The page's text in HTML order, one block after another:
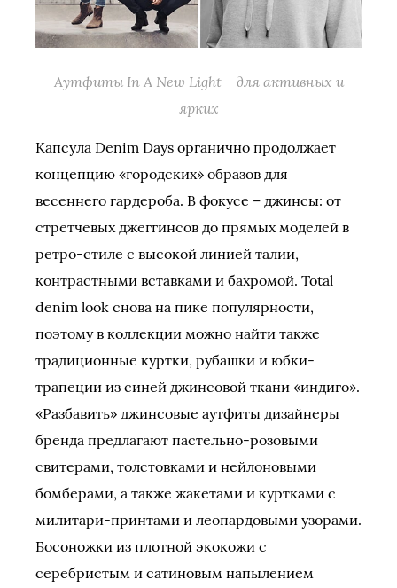
Аутфиты In A New Light – для активных и
ярких
Капсула Denim Days органично продолжает
концепцию «городских» образов для
весеннего гардероба. В фокусе – джинсы: от
стретчевых джеггинсов до прямых моделей в
ретро-стиле с высокой линией талии,
контрастными вставками и бахромой. Total
denim look снова на пике популярности,
поэтому в коллекции можно найти также
традиционные куртки, рубашки и юбки-
трапеции из синей джинсовой ткани «индиго».
«Разбавить» джинсовые аутфиты дизайнеры
бренда предлагают пастельно-розовыми
свитерами, толстовками и нейлоновыми
бомберами, а также жакетами и куртками с
милитари-принтами и леопардовыми узорами.
Босоножки из плотной экокожи с
серебристым и сатиновым напылением